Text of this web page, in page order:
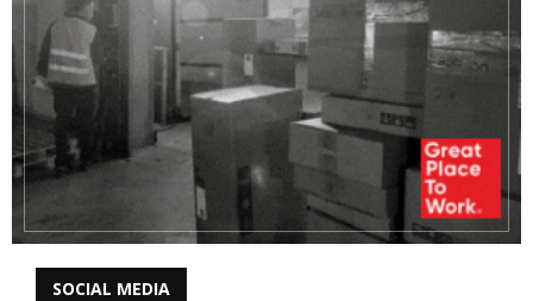
SOCIAL MEDIA